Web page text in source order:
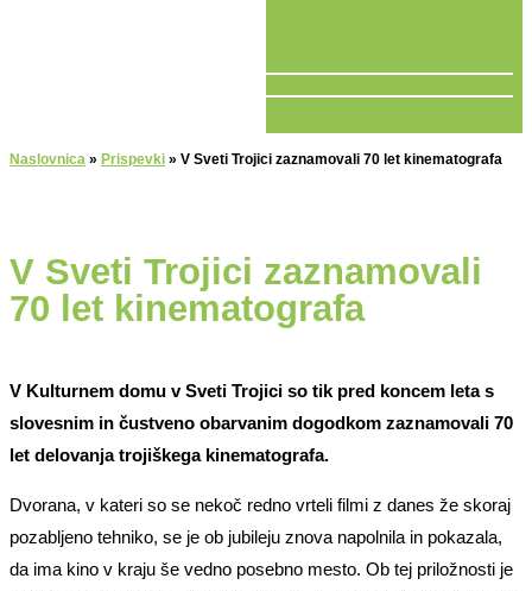
Naslovnica » Prispevki » V Sveti Trojici zaznamovali 70 let kinematografa
V Sveti Trojici zaznamovali
70 let kinematografa
V Kulturnem domu v Sveti Trojici so tik pred koncem leta s
slovesnim in čustveno obarvanim dogodkom zaznamovali 70
let delovanja trojiškega kinematografa.
Dvorana, v kateri so se nekoč redno vrteli filmi z danes že skoraj
pozabljeno tehniko, se je ob jubileju znova napolnila in pokazala,
da ima kino v kraju še vedno posebno mesto. Ob tej priložnosti je